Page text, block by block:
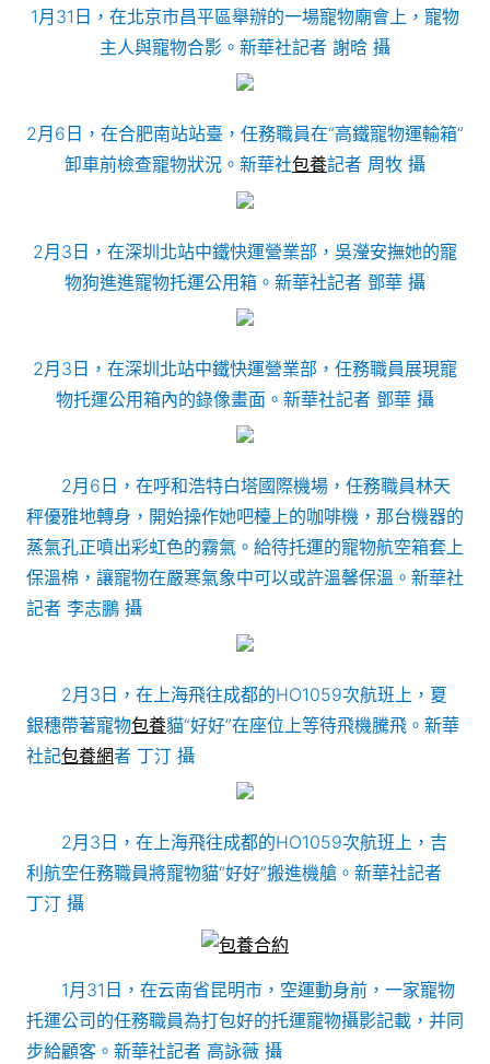
1月31日，在北京市昌平區舉辦的一場寵物廟會上，寵物
主人與寵物合影。新華社記者 謝晗 攝
2月6日，在合肥南站站臺，任務職員在“高鐵寵物運輸箱”
卸車前檢查寵物狀況。新華社包養記者 周牧 攝
2月3日，在深圳北站中鐵快運營業部，吳瀅安撫她的寵
物狗進進寵物托運公用箱。新華社記者 鄧華 攝
2月3日，在深圳北站中鐵快運營業部，任務職員展現寵
物托運公用箱內的錄像畫面。新華社記者 鄧華 攝
2月6日，在呼和浩特白塔國際機場，任務職員林天
秤優雅地轉身，開始操作她吧檯上的咖啡機，那台機器的
蒸氣孔正噴出彩虹色的霧氣。給待托運的寵物航空箱套上
保溫棉，讓寵物在嚴寒氣象中可以或許溫馨保溫。新華社
記者 李志鵬 攝
2月3日，在上海飛往成都的HO1059次航班上，夏
銀穗帶著寵物包養貓“好好”在座位上等待飛機騰飛。新華
社記包養網者 丁汀 攝
2月3日，在上海飛往成都的HO1059次航班上，吉
利航空任務職員將寵物貓“好好”搬進機艙。新華社記者
丁汀 攝
包養合約
1月31日，在云南省昆明市，空運動身前，一家寵物
托運公司的任務職員為打包好的托運寵物攝影記載，并同
步給顧客。新華社記者 高詠薇 攝